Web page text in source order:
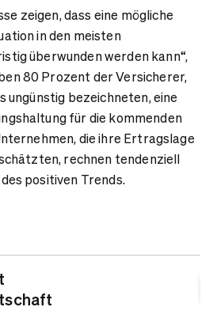
zeigen, dass eine mögliche
in den meisten
überwunden werden kann“,
80 Prozent der Versicherer,
ungünstig bezeichneten, eine
für die kommenden
die ihre Ertragslage
rechnen tendenziell
positiven Trends.